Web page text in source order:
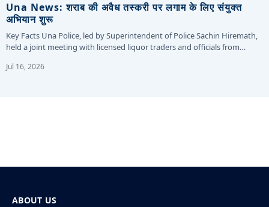
Una News: शराब की अवैध तस्करी पर लगाम के लिए संयुक्त
अभियान शुरू
Key Facts Una Police, led by Superintendent of Police Sachin Hiremath,
held a joint meeting with licensed liquor traders and officials from…
Jul 16, 2026
ABOUT US